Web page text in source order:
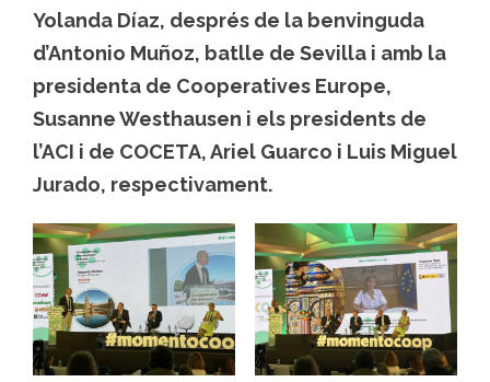
Yolanda Díaz, després de la benvinguda
d’Antonio Muñoz, batlle de Sevilla i amb la
presidenta de Cooperatives Europe,
Susanne Westhausen i els presidents de
l’ACI i de COCETA, Ariel Guarco i Luis Miguel
Jurado, respectivament.